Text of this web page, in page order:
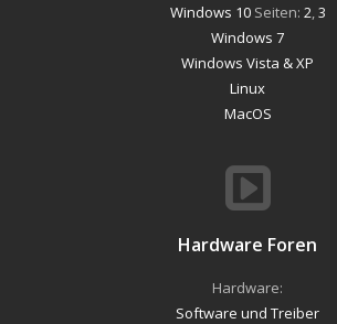
Windows 10Seiten: 2 3
Windows 7
Windows Vista & XP
Linux
MacOS
Hardware Foren
Hardware:
Software und Treiber